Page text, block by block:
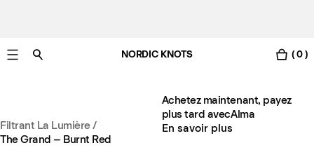
NORDIC KNOTS ( 0 )
Filtrant La Lumière/
The Grand – Burnt Red
Achetez maintenant, payez
plus tard avecAlma
En savoir plus